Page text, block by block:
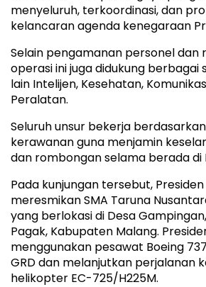
menyeluruh, terkoordinasi, dan
kelancaran agenda kenegaraan
Selain pengamanan personel dan
operasi ini juga didukung berbagai
lain Intelijen, Kesehatan,
Peralatan.
Seluruh unsur bekerja
kerawanan guna menjamin
dan rombongan selama berada di
Pada kunjungan tersebut,
meresmikan SMA Taruna
yang berlokasi di Desa
Pagak, Kabupaten Malang.
menggunakan pesawat Boeing
GRD dan melanjutkan perjalanan
helikopter EC-725/H225M.